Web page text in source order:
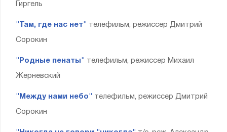
Гиргель
"Там, где нас нет" телефильм, режиссер Дмитрий
Сорокин
"Родные пенаты" телефильм, режиссер Михаил
Жерневский
"Между нами небо" телефильм, режиссер Дмитрий
Сорокин